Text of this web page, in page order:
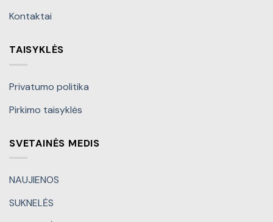
Kontaktai
TAISYKLĖS
Privatumo politika
Pirkimo taisyklės
SVETAINĖS MEDIS
NAUJIENOS
SUKNELĖS